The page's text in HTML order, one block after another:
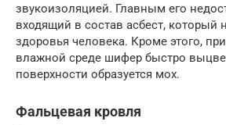
звукоизоляцией. Главным его
входящий в состав асбест, который
здоровья человека. Кроме этого,
влажной среде шифер быстро
поверхности образуется мох.
Фальцевая кровля